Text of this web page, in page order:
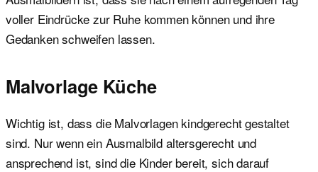
voller Eindrücke zur Ruhe kommen können und ihre
Gedanken schweifen lassen.
Malvorlage Küche
Wichtig ist, dass die Malvorlagen kindgerecht gestaltet
sind. Nur wenn ein Ausmalbild altersgerecht und
ansprechend ist, sind die Kinder bereit, sich darauf